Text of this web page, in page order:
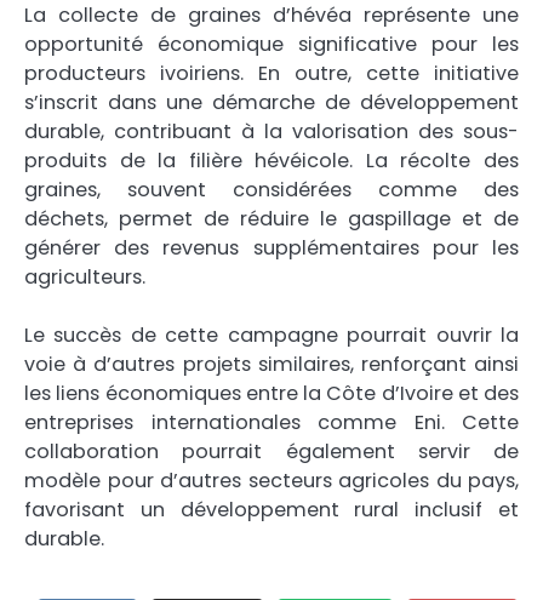
La collecte de graines d’hévéa représente une
opportunité économique significative pour les
producteurs ivoiriens. En outre, cette initiative
s’inscrit dans une démarche de développement
durable, contribuant à la valorisation des sous-
produits de la filière hévéicole. La récolte des
graines, souvent considérées comme des
déchets, permet de réduire le gaspillage et de
générer des revenus supplémentaires pour les
agriculteurs.
Le succès de cette campagne pourrait ouvrir la
voie à d’autres projets similaires, renforçant ainsi
les liens économiques entre la Côte d’Ivoire et des
entreprises internationales comme Eni. Cette
collaboration pourrait également servir de
modèle pour d’autres secteurs agricoles du pays,
favorisant un développement rural inclusif et
durable.